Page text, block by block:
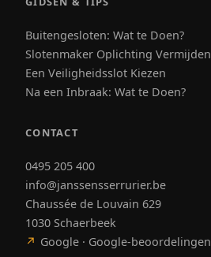
Buitengesloten: Wat te Doen?
Slotenmaker Oplichting Vermijden
Een Veiligheidsslot Kiezen
Na een Inbraak: Wat te Doen?
CONTACT
0495 205 400
info@janssensserrurier.be
Chaussée de Louvain 629
1030 Schaerbeek
↗ Google · Google-beoordelingen